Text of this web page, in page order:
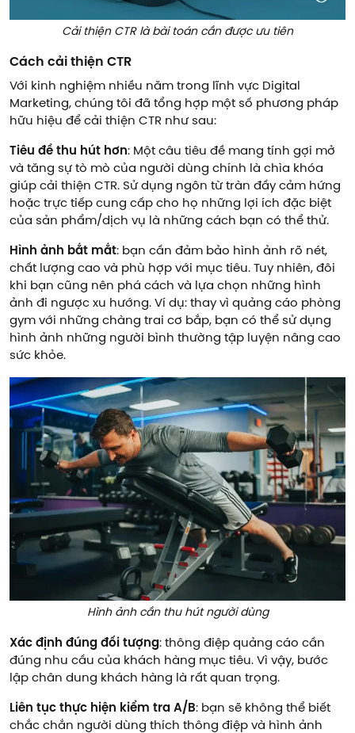
Cải thiện CTR là bài toán cần được ưu tiên
Cách cải thiện CTR
Với kinh nghiệm nhiều năm trong lĩnh vực Digital
Marketing, chúng tôi đã tổng hợp một số phương pháp
hữu hiệu để cải thiện CTR như sau:
Tiêu đề thu hút hơn: Một câu tiêu đề mang tính gợi mở
và tăng sự tò mò của người dùng chính là chìa khóa
giúp cải thiện CTR. Sử dụng ngôn từ tràn đầy cảm hứng
hoặc trực tiếp cung cấp cho họ những lợi ích đặc biệt
của sản phẩm/dịch vụ là những cách bạn có thể thử.
Hình ảnh bắt mắt: bạn cần đảm bảo hình ảnh rõ nét,
chất lượng cao và phù hợp với mục tiêu. Tuy nhiên, đôi
khi bạn cũng nên phá cách và lựa chọn những hình
ảnh đi ngược xu hướng. Ví dụ: thay vì quảng cáo phòng
gym với những chàng trai cơ bắp, bạn có thể sử dụng
hình ảnh những người bình thường tập luyện nâng cao
sức khỏe.
Hình ảnh cần thu hút người dùng
Xác định đúng đối tượng: thông điệp quảng cáo cần
đúng nhu cầu của khách hàng mục tiêu. Vì vậy, bước
lập chân dung khách hàng là rất quan trọng.
Liên tục thực hiện kiểm tra A/B: bạn sẽ không thể biết
chắc chắn người dùng thích thông điệp và hình ảnh